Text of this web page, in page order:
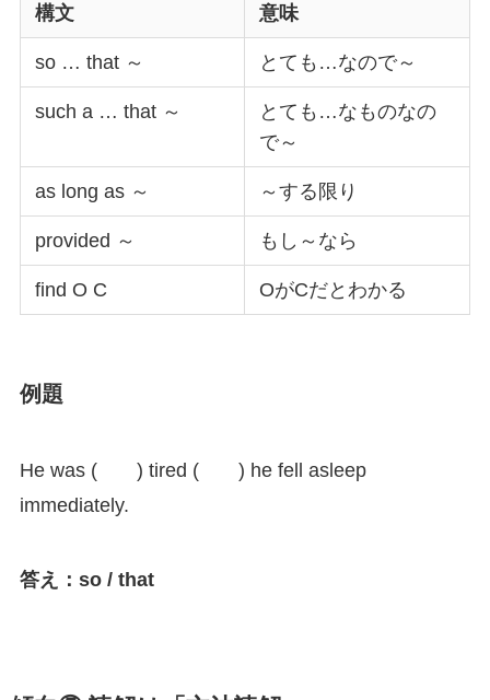
構文 意味
so … that ～ とても…なので～
such a … that ～
とても…なものなの
で～
as long as ～ ～する限り
provided ～ もし～なら
find O C OがCだとわかる
例題
He was ( ) tired ( ) he fell asleep
immediately.
答え：so / that